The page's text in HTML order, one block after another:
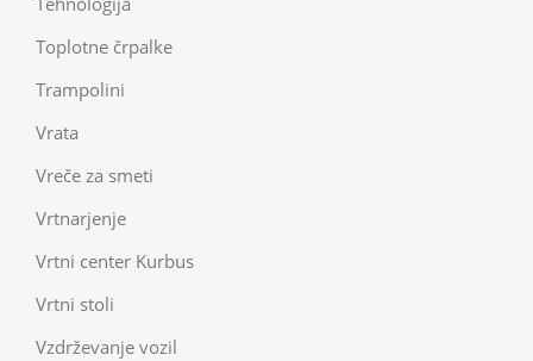
Toplotne črpalke
Trampolini
Vrata
Vreče za smeti
Vrtnarjenje
Vrtni center Kurbus
Vrtni stoli
Vzdrževanje vozil